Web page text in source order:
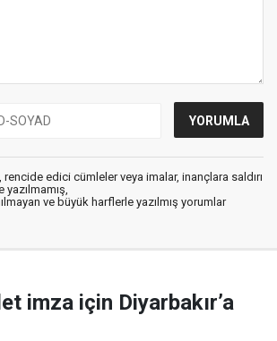
rencide edici cümleler veya imalar, inançlara saldırı
ve büyük harflerle yazılmış yorumlar
imza için Diyarbakır’a